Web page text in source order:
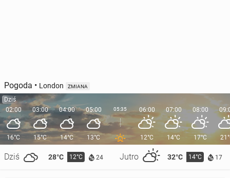
Pogoda • London ZMIANA
Dziś
02:00
16°C
Dziś 28°C 12°C 24 Jutro 32°C 14°C 17
03:00
15°C
04:00
14°C
05:00
13°C
05:35 06:00
12°C
07:00
14°C
08:00
17°C